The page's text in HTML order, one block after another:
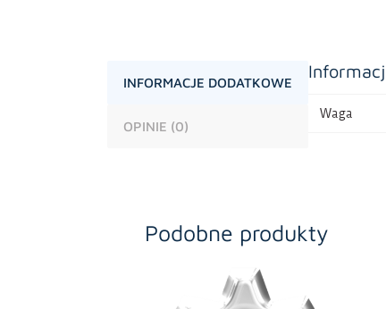
INFORMACJE DODATKOWE
OPINIE (0)
Waga
Podobne produkty